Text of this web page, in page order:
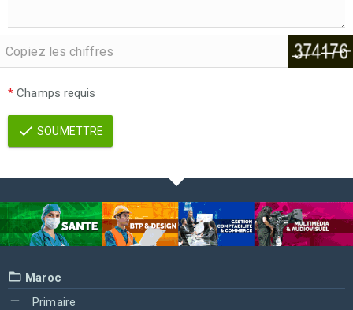
* Champs requis
SOUMETTRE
Maroc
Primaire